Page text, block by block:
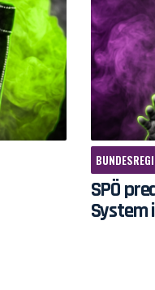
SPÖ
System